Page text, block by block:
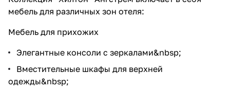
мебель для различных зон отеля:
Мебель для прихожих
Элегантные консоли с зеркалами&nbsp;
Вместительные шкафы для верхней
одежды&nbsp;